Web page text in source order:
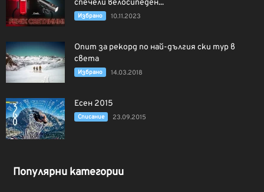
спечели велосипеден...
Избрано 10.11.2023
Опит за рекорд по най-дългия ски тур в
света
Избрано 14.03.2018
Есен 2015
Списание 23.09.2015
Популярни категории